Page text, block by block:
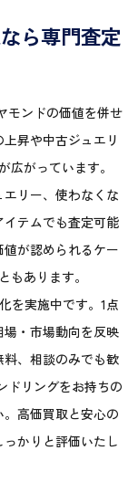
ら専門査定
モンドの価値を併せ
昇や中古ジュエリ
広がっています。
リー、使わなくな
テムでも査定可能
が認められるケー
もあります。
を実施中です。1点
・市場動向を反映
、相談のみでも歓
ドリングをお持ちの
高価買取と安心の
かりと評価いたし